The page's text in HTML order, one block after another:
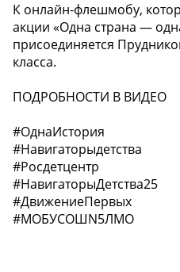
К онлайн-флешмобу,
акции «Одна страна —
присоединяется
класса.
ПОДРОБНОСТИ В ВИДЕО
#ОднаИстория
#Навигаторыдетства
#Росдетцентр
#НавигаторыДетства25
#ДвижениеПервых
#МОБУСОШN5ЛМО